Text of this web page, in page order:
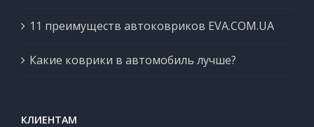
11 преимуществ автоковриков EVA.COM.UA
Какие коврики в автомобиль лучше?
КЛИЕНТАМ